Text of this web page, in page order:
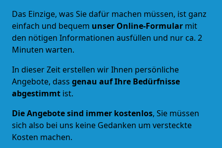
Das Einzige, was Sie dafür machen müssen, ist ganz
einfach und bequem unser Online-Formular mit
den nötigen Informationen ausfüllen und nur ca. 2
Minuten warten.
In dieser Zeit erstellen wir Ihnen persönliche
Angebote, dass genau auf Ihre Bedürfnisse
abgestimmt ist.
Die Angebote sind immer kostenlos, Sie müssen
sich also bei uns keine Gedanken um versteckte
Kosten machen.